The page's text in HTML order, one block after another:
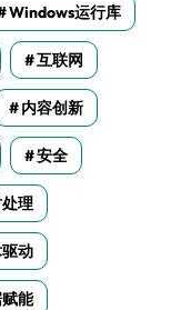
Windows运行库
互联网
内容创新
安全
理
动
能